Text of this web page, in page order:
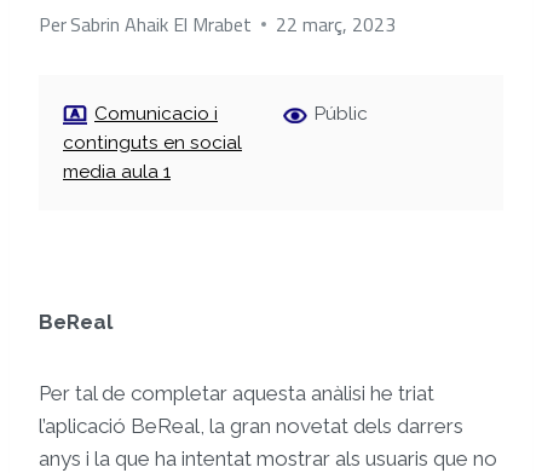
PerSabrin Ahaik El Mrabet 22 març, 2023
Comunicacio i
continguts en social
media aula 1
Públic
BeReal
Per tal de completar aquesta anàlisi he triat
l’aplicació BeReal, la gran novetat dels darrers
anys i la que ha intentat mostrar als usuaris que no